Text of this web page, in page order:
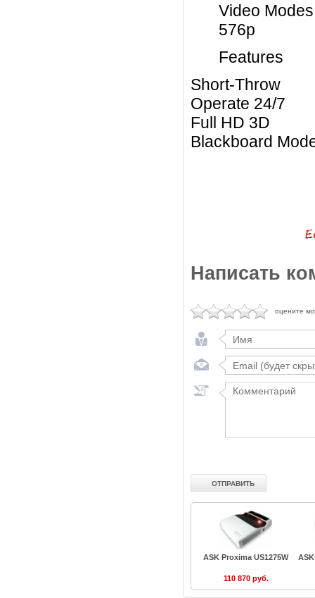
Video
576p
Features
Short-Throw
Operate 24/7
Full HD 3D
Blackboard
Написать
оцените
ASK Proxima US1275W
110 870 руб.